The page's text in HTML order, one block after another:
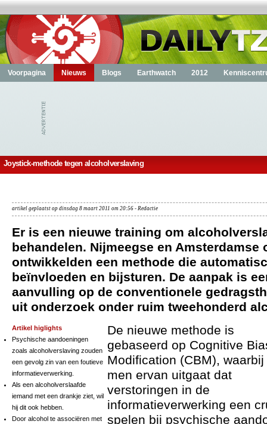
Voorpagina Nieuws Blogs Earthwatch 2012
Joystick-methode tegen alcoholverslaving
artikel geplaatst op dinsdag 8 maart 2011 om 20:56 - Redactie
Er is een nieuwe training om
behandelen. Nijmeegse en Amsterdamse
ontwikkelden een methode die
beïnvloeden en bijsturen. De aanpak is
aanvulling op de conventionele
uit onderzoek onder ruim tweehonderd
Artikel higlights
Psychische aandoeningen
zoals alcoholverslaving zouden
een gevolg zin van een foutieve
informatieverwerking.
Als een alcoholverslaafde
iemand met een drankje ziet, wil
hij dit ook hebben.
Door alcohol te associëren met
De nieuwe methode is
gebaseerd op Cognitive
Modification (CBM), waarbij
men ervan uitgaat dat
verstoringen in de
informatieverwerking een
spelen bij psychische